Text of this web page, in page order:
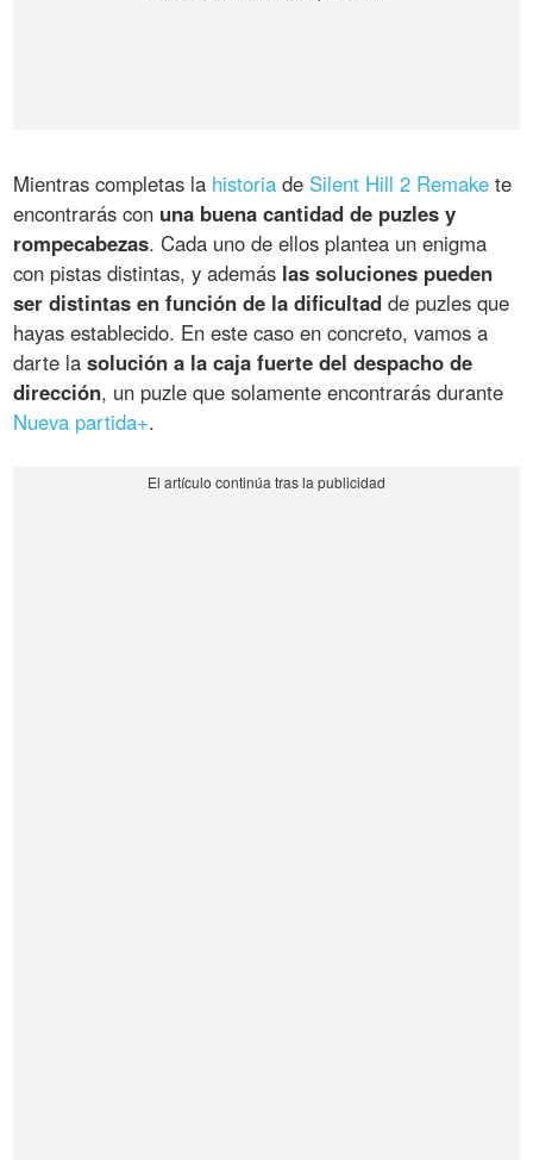
Mientras completas la historia de Silent Hill 2 Remake te
encontrarás con una buena cantidad de puzles y
rompecabezas. Cada uno de ellos plantea un enigma
con pistas distintas, y además las soluciones pueden
ser distintas en función de la dificultad de puzles que
hayas establecido. En este caso en concreto, vamos a
darte lasolución a la caja fuerte del despacho de
dirección, un puzle que solamente encontrarás durante
Nueva partida+.